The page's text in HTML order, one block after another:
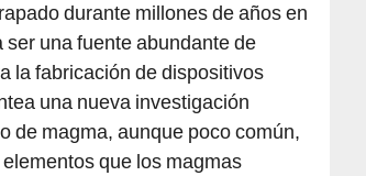
durante millones de años en
una fuente abundante de
la fabricación de dispositivos
una nueva investigación
de magma, aunque poco común,
que los magmas